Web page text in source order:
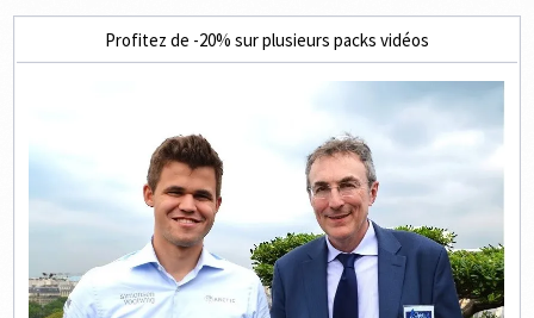
Profitez de -20% sur plusieurs packs vidéos